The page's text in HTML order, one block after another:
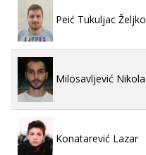
Peić Tukuljac Željko
Milosavljević Nikola
Konatarević Lazar